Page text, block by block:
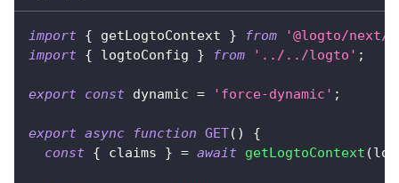
import { getLogtoContext } from
'@logto/next/
import { logtoConfig } from '../../logto' ;
export const dynamic = 'force-dynamic' ;
export async function GET( )
{
const { claims } = await getLogtoContext (